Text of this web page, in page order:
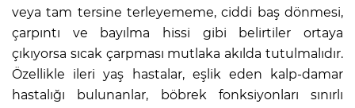
veya tam tersine terleyememe, ciddi baş dönmesi,
çarpıntı ve bayılma hissi gibi belirtiler ortaya
çıkıyorsa sıcak çarpması mutlaka akılda tutulmalıdır.
Özellikle ileri yaş hastalar, eşlik eden kalp-damar
hastalığı bulunanlar, böbrek fonksiyonları sınırlı